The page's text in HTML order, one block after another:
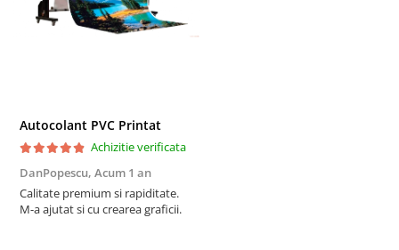
Autocolant PVC Printat
Achizitie verificata
DanPopescu, Acum 1 an
Calitate premium si rapiditate.
M-a ajutat si cu crearea graficii.